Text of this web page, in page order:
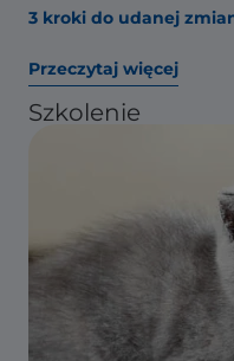
3 kroki do udanej
Przeczytaj więcej
Szkolenie